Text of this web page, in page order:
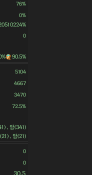
76%
0%
0
90.5%
5104
4667
3470
72.5%
, 암(341)
, 암(21)
0
0
30.5